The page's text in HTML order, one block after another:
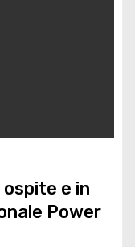
e in
Power